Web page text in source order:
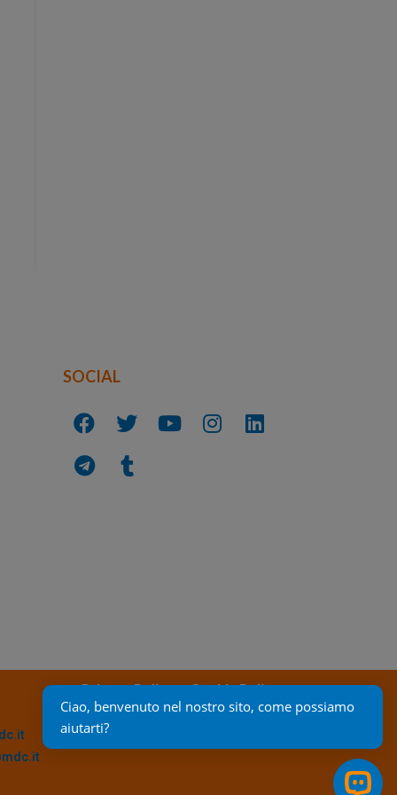
SOCIAL
Privacy Policy Cookie Policy
Ciao, benvenuto nel nostro sito, come possiamo
aiutarti?